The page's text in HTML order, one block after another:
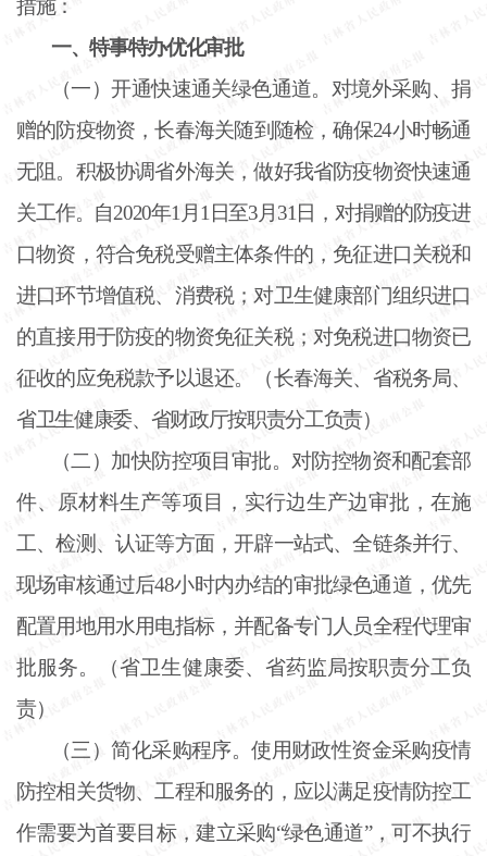
措施：
一、特事特办优化审批
（一）开通快速通关绿色通道。对境外采购、捐
赠的防疫物资，长春海关随到随检，确保24小时畅通
无阻。积极协调省外海关，做好我省防疫物资快速通
关工作。自2020年1月1日至3月31日，对捐赠的防疫进
口物资，符合免税受赠主体条件的，免征进口关税和
进口环节增值税、消费税；对卫生健康部门组织进口
的直接用于防疫的物资免征关税；对免税进口物资已
征收的应免税款予以退还。（长春海关、省税务局、
省卫生健康委、省财政厅按职责分工负责）
（二）加快防控项目审批。对防控物资和配套部
件、原材料生产等项目，实行边生产边审批，在施
工、检测、认证等方面，开辟一站式、全链条并行、
现场审核通过后48小时内办结的审批绿色通道，优先
配置用地用水用电指标，并配备专门人员全程代理审
批服务。（省卫生健康委、省药监局按职责分工负
责）
（三）简化采购程序。使用财政性资金采购疫情
防控相关货物、工程和服务的，应以满足疫情防控工
作需要为首要目标，建立采购“绿色通道”，可不执行